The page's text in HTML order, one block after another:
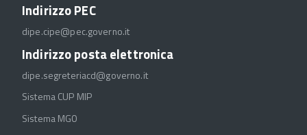
Indirizzo PEC
dipe.cipe@pec.governo.it
Indirizzo posta elettronica
dipe.segreteriacd@governo.it
Sistema CUP MIP
Sistema MGO